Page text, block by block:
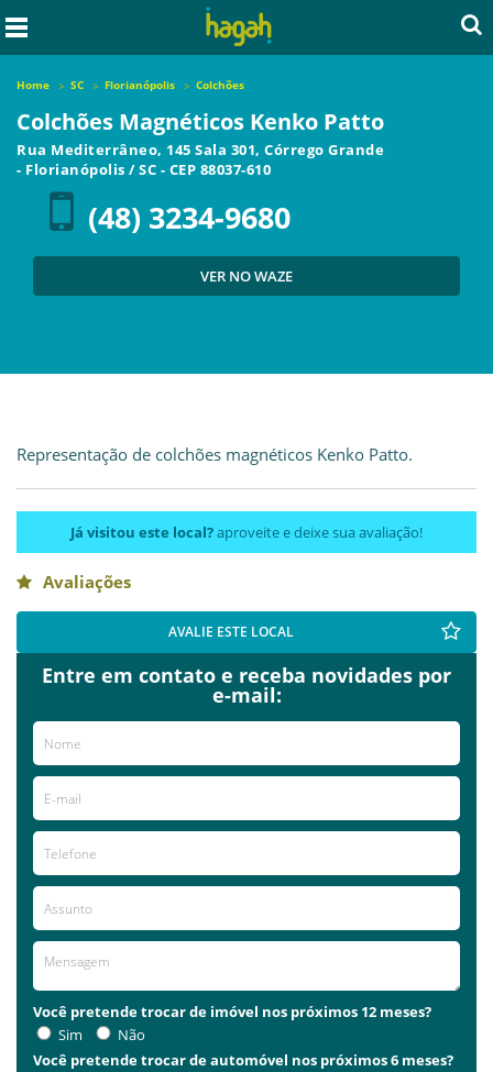
Home SC Florianópolis Colchões
Colchões Magnéticos Kenko Patto
Rua Mediterrâneo, 145 Sala 301, Córrego Grande
- Florianópolis /SC - CEP 88037-610
(48) 3234-9680
VER NO WAZE
Representação de colchões magnéticos Kenko Patto.
Já visitou este local?aproveite e deixe sua avaliação!
Avaliações
AVALIE ESTE LOCAL
Entre em contato e receba novidades por
e-mail:
Você pretende trocar de imóvel nos próximos 12 meses?
Sim
Não
Você pretende trocar de automóvel nos próximos 6 meses?